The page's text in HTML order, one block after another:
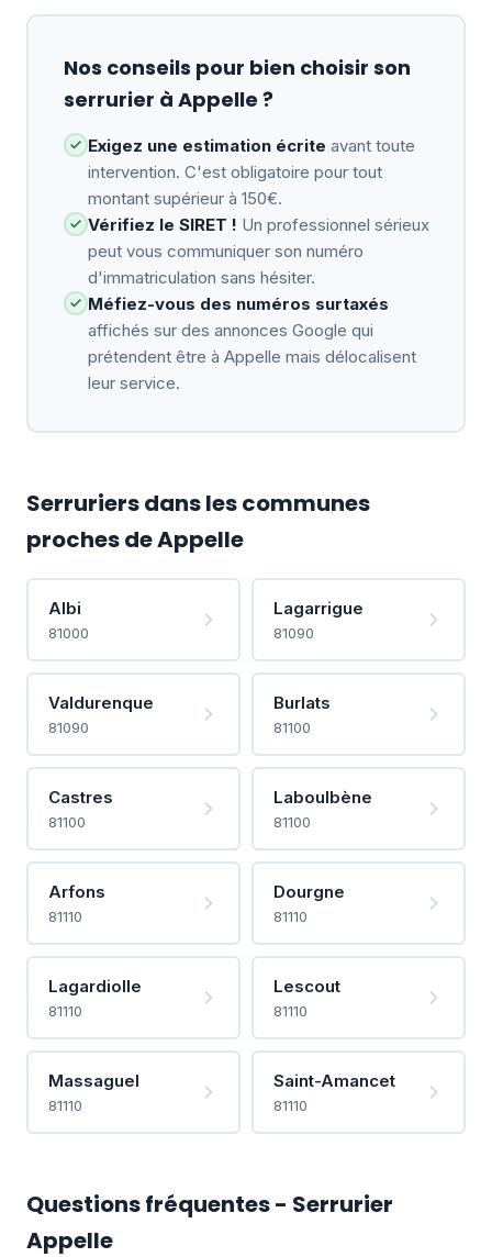
Nos conseils pour bien choisir son
serrurier à Appelle ?
Exigez une estimation écrite avant toute
intervention. C'est obligatoire pour tout
montant supérieur à 150€.
Vérifiez le SIRET ! Un professionnel sérieux
peut vous communiquer son numéro
d'immatriculation sans hésiter.
Méfiez-vous des numéros surtaxés
affichés sur des annonces Google qui
prétendent être à Appelle mais délocalisent
leur service.
Serruriers dans les communes
proches de Appelle
Albi
81000
Lagarrigue
81090
Valdurenque
81090
Burlats
81100
Castres
81100
Laboulbène
81100
Arfons
81110
Dourgne
81110
Lagardiolle
81110
Lescout
81110
Massaguel
81110
Saint-Amancet
81110
Questions fréquentes - Serrurier
Appelle